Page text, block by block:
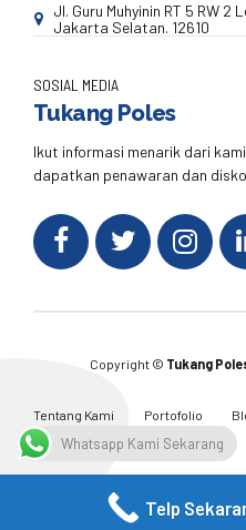
Jl. Guru Muhyinin RT 5 RW
Jakarta Selatan. 12610
SOSIAL MEDIA
Tukang Poles
Ikut informasi menarik dari
dapatkan penawaran dan
Copyright © Tukang
Tentang Kami Portofolio
Kontak Kami
Facebook Twitter
Whatsapp Kami Sekarang
Telp